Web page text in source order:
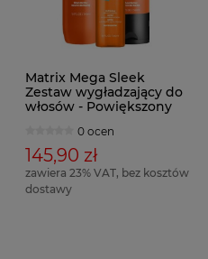
Matrix Mega Sleek
Zestaw wygładzający do
włosów - Powiększony
0 ocen
145,90 zł
zawiera 23% VAT, bez kosztów
dostawy